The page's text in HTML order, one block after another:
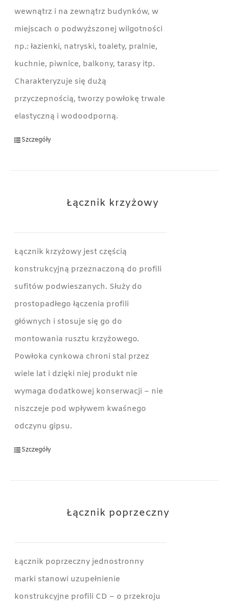
wewnątrz i na zewnątrz budynków, w
miejscach o podwyższonej wilgotności
np.: łazienki, natryski, toalety, pralnie,
kuchnie, piwnice, balkony, tarasy itp.
Charakteryzuje się dużą
przyczepnością, tworzy powłokę trwale
elastyczną i wodoodporną.
Szczegóły
Łącznik krzyżowy
Łącznik krzyżowy jest częścią
konstrukcyjną przeznaczoną do profili
sufitów podwieszanych. Służy do
prostopadłego łączenia profili
głównych i stosuje się go do
montowania rusztu krzyżowego.
Powłoka cynkowa chroni stal przez
wiele lat i dzięki niej produkt nie
wymaga dodatkowej konserwacji – nie
niszczeje pod wpływem kwaśnego
odczynu gipsu.
Szczegóły
Łącznik poprzeczny
Łącznik poprzeczny jednostronny
marki stanowi uzupełnienie
konstrukcyjne profili CD – o przekroju